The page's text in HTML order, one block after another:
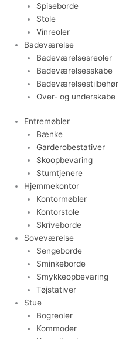
Spiseborde
Stole
Vinreoler
Badeværelse
Badeværelsesreoler
Badeværelsesskabe
Badeværelsestilbehør
Over- og underskabe
Entremøbler
Bænke
Garderobestativer
Skoopbevaring
Stumtjenere
Hjemmekontor
Kontormøbler
Kontorstole
Skriveborde
Soveværelse
Sengeborde
Sminkeborde
Smykkeopbevaring
Tøjstativer
Stue
Bogreoler
Kommoder